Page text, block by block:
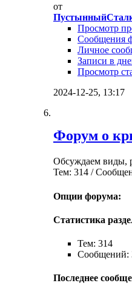
от
Просмотр
Сообщения
Личное
Записи в
Просмотр
2024-12-25, 13:17
Форум о
Обсуждаем виды,
Тем: 314 /
Опции форума:
Статистика
Тем: 314
Сообщений:
Последнее